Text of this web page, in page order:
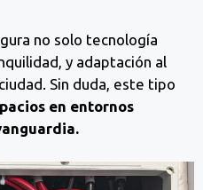
no solo tecnología
y adaptación al
Sin duda, este tipo
en entornos